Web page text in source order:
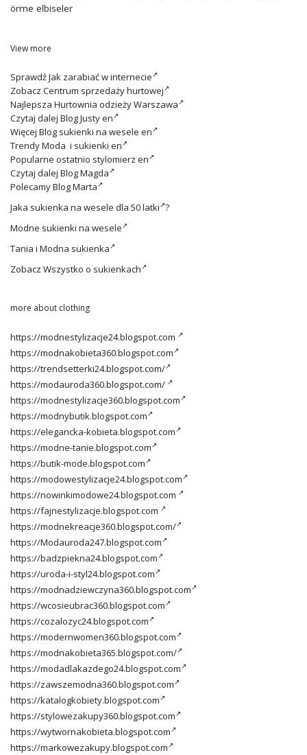
örme elbiseler
View more
SprawdźJak zarabiać w internecie
Zobacz Centrum sprzedaży hurtowej
Najlepsza Hurtownia odzieży Warszawa
Czytaj dalej Blog Justy en
Więcej Blog sukienki na wesele en
TrendyModa i sukienki en
Popularne ostatnio stylomierz en
Czytaj dalej Blog Magda
PolecamyBlog Marta
Jaka sukienka na wesele dla 50 latki ?
Modne sukienki na wesele
Tania i Modna sukienka
Zobacz Wszystko o sukienkach
more about clothing
https://modnestylizacje24.blogspot.com
https://modnakobieta360.blogspot.com
https://trendsetterki24.blogspot.com/
https://modauroda360.blogspot.com/
https://modnestylizacje360.blogspot.com
https://modnybutik.blogspot.com
https://elegancka-kobieta.blogspot.com
https://modne-tanie.blogspot.com
https://butik-mode.blogspot.com
https://modowestylizacje24.blogspot.com
https://nowinkimodowe24.blogspot.com
https://fajnestylizacje.blogspot.com
https://modnekreacje360.blogspot.com/
https://Modauroda247.blogspot.com
https://badzpiekna24.blogspot.com
https://uroda-i-styl24.blogspot.com
https://modnadziewczyna360.blogspot.com
https://wcosieubrac360.blogspot.com
https://cozalozyc24.blogspot.com
https://modernwomen360.blogspot.com
https://modnakobieta365.blogspot.com/
https://modadlakazdego24.blogspot.com
https://zawszemodna360.blogspot.com
https://katalogkobiety.blogspot.com
https://stylowezakupy360.blogspot.com
https://wytwornakobieta.blogspot.com
https://markowezakupy.blogspot.com